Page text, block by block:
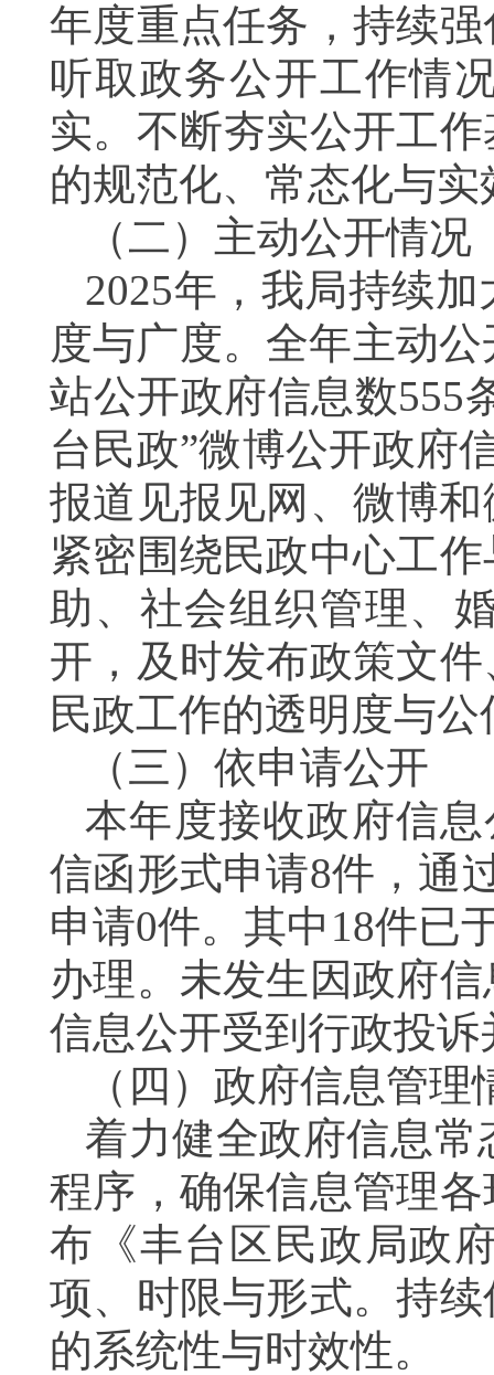
年度重点任务，持续
听取政务公开工作情
实。不断夯实公开工
的规范化、常态化与
（二）主动公开情况
2025年，我局持续
度与广度。全年主动
站公开政府信息数555
台民政”微博公开政府
报道见报见网、微博
紧密围绕民政中心工
助、社会组织管理、
开，及时发布政策文
民政工作的透明度与公
（三） 依申请公开
本年度接收政府信
信函形式申请8件，通
申请0件。其中18件已
办理。未发生因政府
信息公开受到行政投
（四）政府信息管理
着力健全政府信息
程序，确保信息管理
布《丰台区民政局政
项、时限与形式。持
的系统性与时效性。